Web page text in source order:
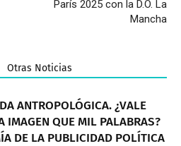
París 2025 con la D.O. La
Mancha
Otras Noticias
ANTROPOLÓGICA. ¿VALE
IMAGEN QUE MIL PALABRAS?
DE LA PUBLICIDAD POLÍTICA